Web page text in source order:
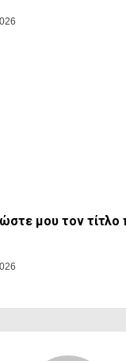
μου τον τίτλο